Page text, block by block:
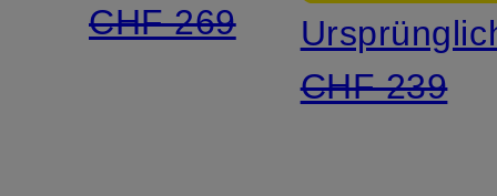
CHF 269
CHF 239